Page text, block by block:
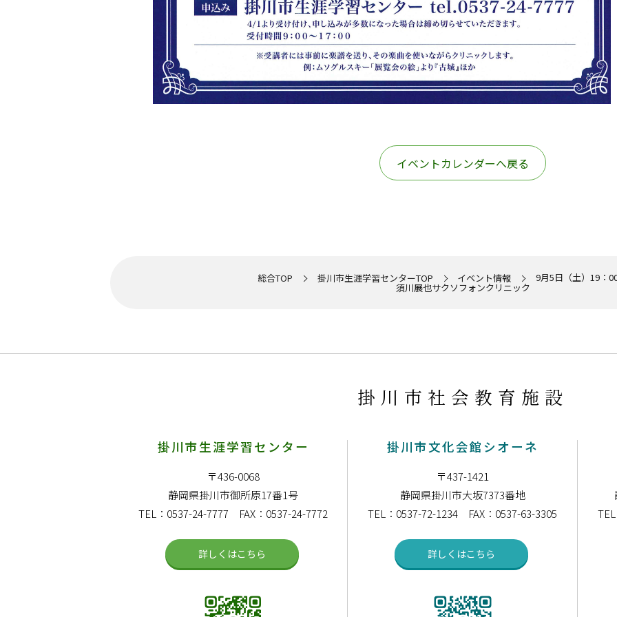
イベントカレンダーへ戻る
総合TOP 掛川市生涯学習センターTOP イベント情報
9月5日（土）19：
須川展也サクソフォンクリニック
掛川市社会教育施設
掛川市生涯学習センター
〒436-0068
静岡県掛川市御所原17番1号
TEL：0537-24-7777 FAX：0537-24-7772
詳しくはこちら
掛川市文化会館シオーネ
〒437-1421
静岡県掛川市大坂7373番地
TEL：0537-72-1234 FAX：0537-63-3305
詳しくはこちら